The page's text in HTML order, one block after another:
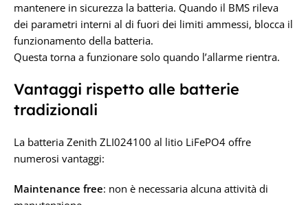
mantenere in sicurezza la batteria. Quando il BMS rileva
dei parametri interni al di fuori dei limiti ammessi, blocca il
funzionamento della batteria.
Questa torna a funzionare solo quando l’allarme rientra.
Vantaggi rispetto alle batterie
tradizionali
La batteria Zenith ZLI024100 al litio LiFePO4 offre
numerosi vantaggi:
Maintenance free: non è necessaria alcuna attività di